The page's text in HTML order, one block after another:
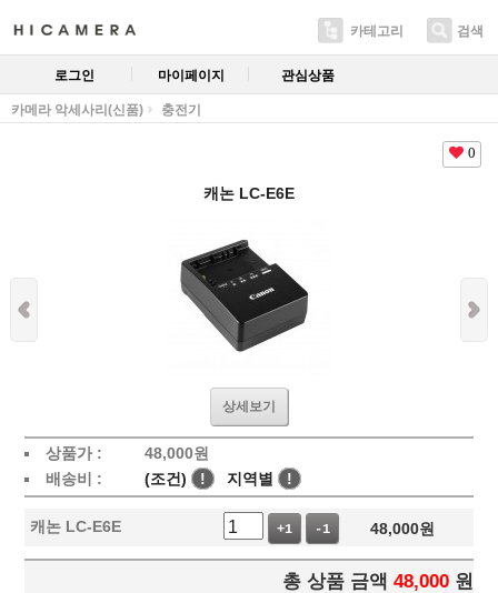
카테고리 검색
로그인 마이페이지 관심상품
카메라 악세사리(신품) 충전기
0
캐논 LC-E6E
상세보기
상품가 : 48,000원
배송비 :
(조건) ! 지역별 !
캐논 LC-E6E +1 -1 48,000원
총 상품 금액 48,000 원